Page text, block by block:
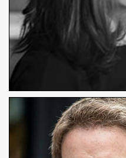
Bertrand Coulon
Réalisateur, chef opérateur